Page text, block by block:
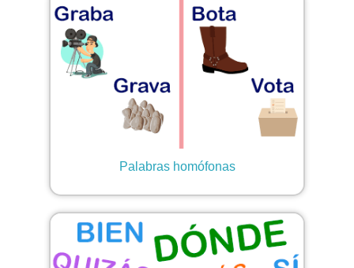
Palabras homófonas